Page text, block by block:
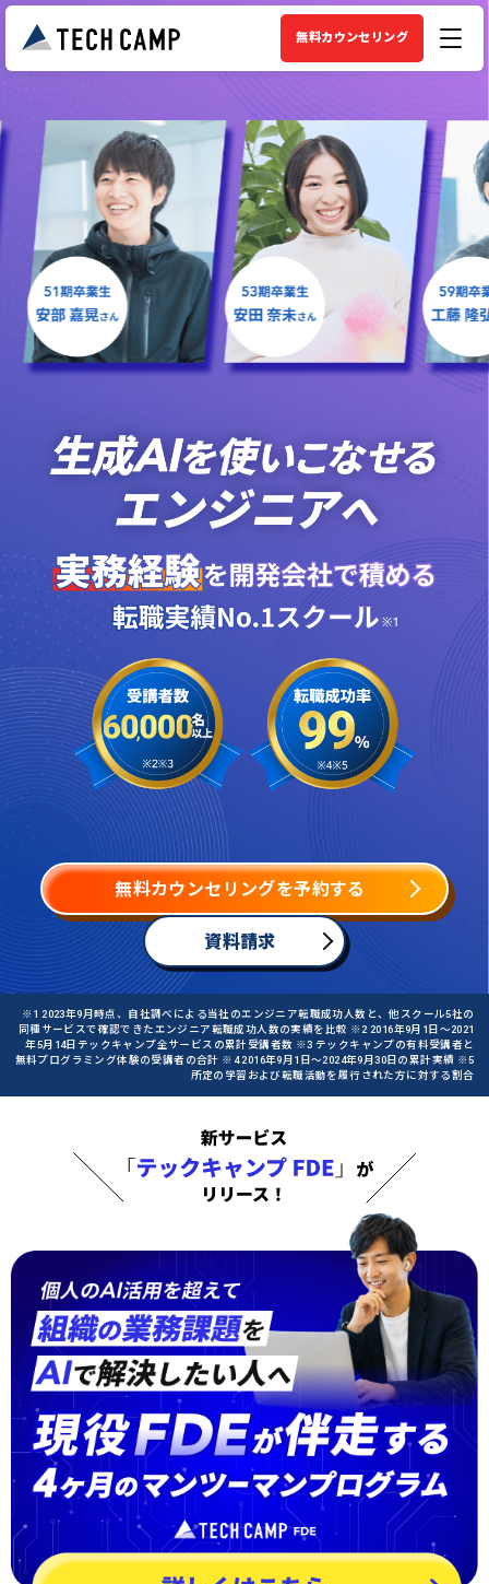
無料カウンセリング
無料カウンセリングを予約する
資料請求
※1 2023年9月時点、自社調べによる当社のエンジニア転職成功人数と、他スクール5社の
同種サービスで確認できたエンジニア転職成功人数の実績を比較 ※2 2016年9月1日〜2021
年5月14日テックキャンプ全サービスの累計受講者数 ※3 テックキャンプの有料受講者と
無料プログラミング体験の受講者の合計 ※4 2016年9月1日〜2024年9月30日の累計実績 ※5
所定の学習および転職活動を履行された方に対する割合